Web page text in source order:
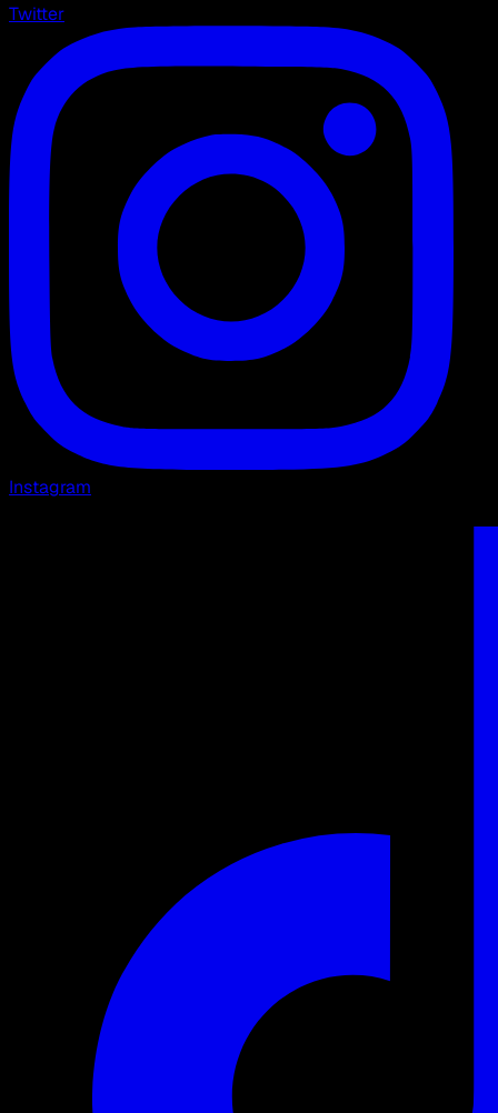
Twitter
Instagram